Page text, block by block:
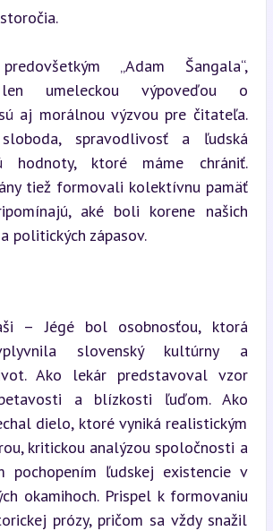
„Adam Šangala“,
len umeleckou výpoveďou o
aj morálnou výzvou pre čitateľa.
spravodlivosť a ľudská
hodnoty, ktoré máme chrániť.
tiež formovali kolektívnu pamäť
aké boli korene našich
politických zápasov.
– Jégé bol osobnosťou, ktorá
slovenský kultúrny a
Ako lekár predstavoval vzor
a blízkosti ľuďom. Ako
dielo, ktoré vyniká realistickým
kritickou analýzou spoločnosti a
pochopením ľudskej existencie v
okamihoch. Prispel k formovaniu
prózy, pričom sa vždy snažil